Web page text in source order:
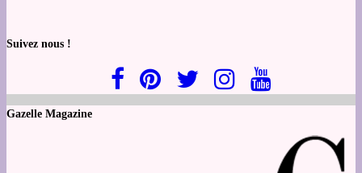
Suivez nous !
Gazelle Magazine